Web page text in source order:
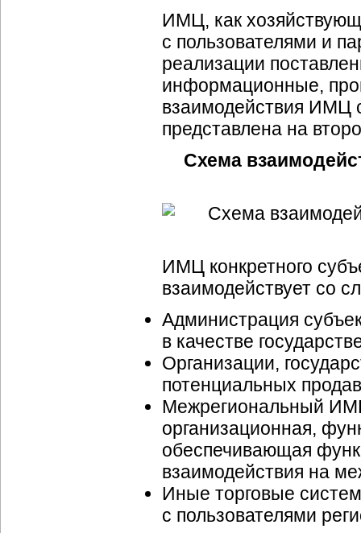
ИМЦ, как
с пользователями и
реализации
информационные,
взаимодействия ИМЦ
представлена на
Схема
ИМЦ конкретного
взаимодействует со
Администрация
в качестве
Организации,
потенциальных
Межрегиональный
организационная,
обеспечивающая
взаимодействия на
Иные торговые
с пользователями